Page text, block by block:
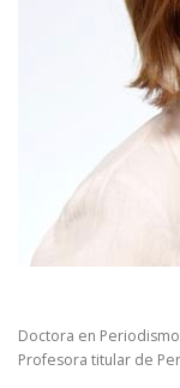
Doctora en
Profesora titular de